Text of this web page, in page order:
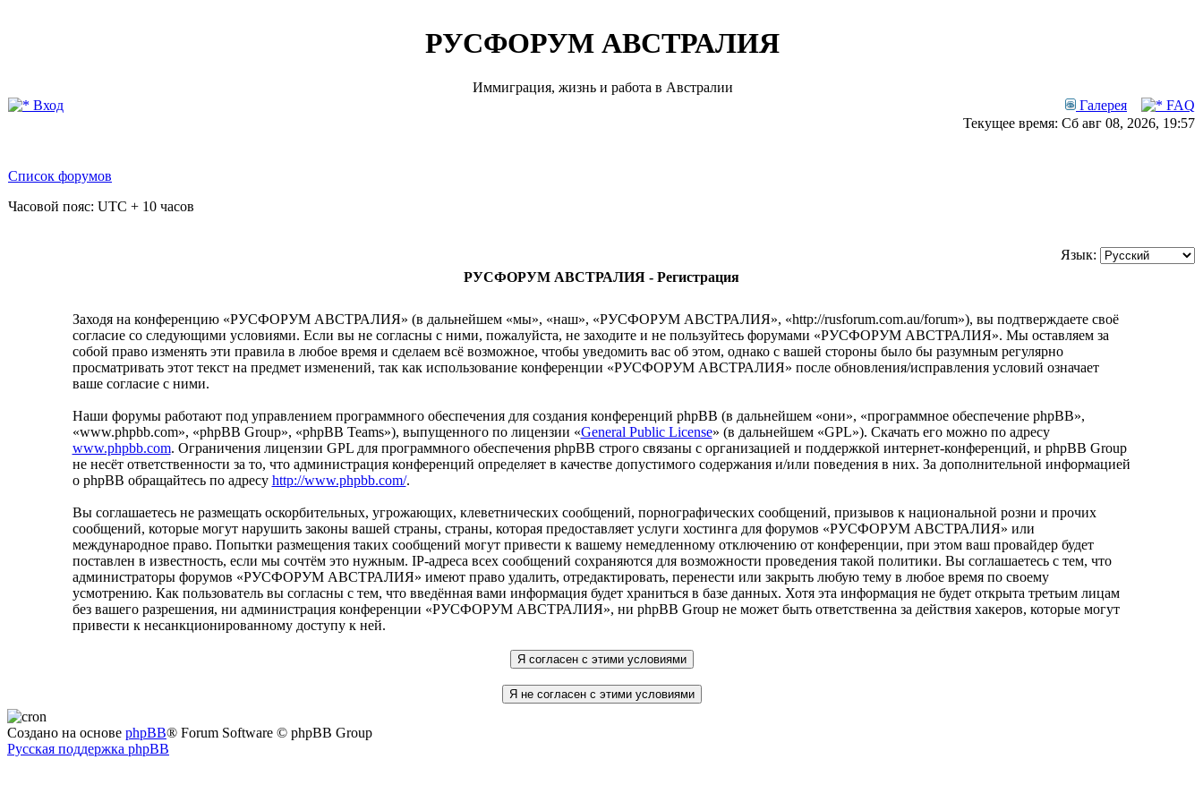
РУСФОРУМ АВСТРАЛИЯ
Иммиграция, жизнь и работа в Австралии
Вход
Галерея
FAQ
Текущее время: Сб авг 08, 2026, 19:57
Список форумов
Часовой пояс: UTC + 10 часов
Язык:
РУСФОРУМ АВСТРАЛИЯ - Регистрация
Заходя на конференцию «РУСФОРУМ АВСТРАЛИЯ» (в дальнейшем «мы», «наш», «РУСФОРУМ АВСТРАЛИЯ», «http://rusforum.com.au/forum»), вы подтверждаете своё
согласие со следующими условиями. Если вы не согласны с ними, пожалуйста, не заходите и не пользуйтесь форумами «РУСФОРУМ АВСТРАЛИЯ». Мы оставляем за
собой право изменять эти правила в любое время и сделаем всё возможное, чтобы уведомить вас об этом, однако с вашей стороны было бы разумным регулярно
просматривать этот текст на предмет изменений, так как использование конференции «РУСФОРУМ АВСТРАЛИЯ» после обновления/исправления условий означает
ваше согласие с ними.
Наши форумы работают под управлением программного обеспечения для создания конференций phpBB (в дальнейшем «они», «программное обеспечение phpBB»,
«www.phpbb.com», «phpBB Group», «phpBB Teams»), выпущенного по лицензии «General Public License» (в дальнейшем «GPL»). Скачать его можно по адресу
www.phpbb.com. Ограничения лицензии GPL для программного обеспечения phpBB строго связаны с организацией и поддержкой интернет-конференций, и phpBB Group
не несёт ответственности за то, что администрация конференций определяет в качестве допустимого содержания и/или поведения в них. За дополнительной информацией
о phpBB обращайтесь по адресу http://www.phpbb.com/.
Вы соглашаетесь не размещать оскорбительных, угрожающих, клеветнических сообщений, порнографических сообщений, призывов к национальной розни и прочих
сообщений, которые могут нарушить законы вашей страны, страны, которая предоставляет услуги хостинга для форумов «РУСФОРУМ АВСТРАЛИЯ» или
международное право. Попытки размещения таких сообщений могут привести к вашему немедленному отключению от конференции, при этом ваш провайдер будет
поставлен в известность, если мы сочтём это нужным. IP-адреса всех сообщений сохраняются для возможности проведения такой политики. Вы соглашаетесь с тем, что
администраторы форумов «РУСФОРУМ АВСТРАЛИЯ» имеют право удалить, отредактировать, перенести или закрыть любую тему в любое время по своему
усмотрению. Как пользователь вы согласны с тем, что введённая вами информация будет храниться в базе данных. Хотя эта информация не будет открыта третьим лицам
без вашего разрешения, ни администрация конференции «РУСФОРУМ АВСТРАЛИЯ», ни phpBB Group не может быть ответственна за действия хакеров, которые могут
привести к несанкционированному доступу к ней.
Создано на основе phpBB® Forum Software © phpBB Group
Русская поддержка phpBB